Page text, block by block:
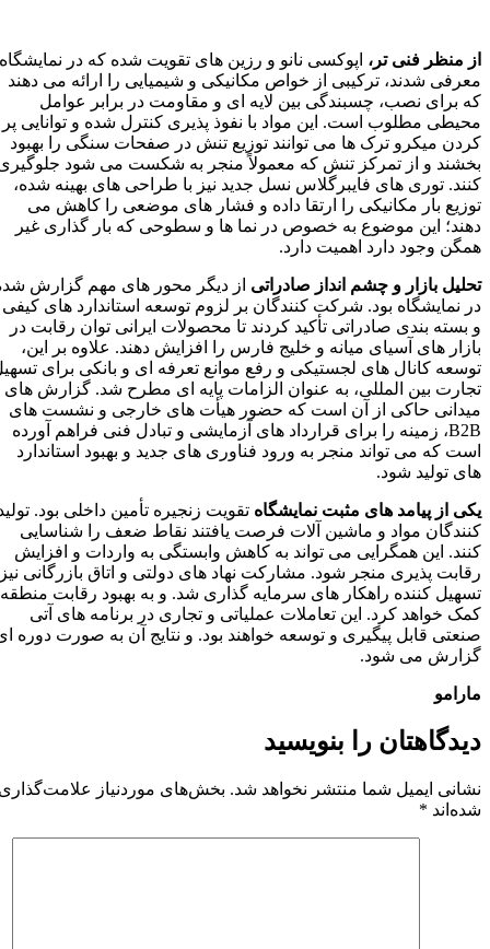
از منظر فنی‌ تر،اپوکسی نانو و رزین‌ های تقویت‌ شده که در نمایشگاه
معرفی شدند، ترکیبی از خواص مکانیکی و شیمیایی را ارائه می‌ دهند
که برای نصب، چسبندگی بین لایه‌ ای و مقاومت در برابر عوامل
محیطی مطلوب است. این مواد با نفوذ پذیری کنترل‌ شده و توانایی پر
کردن میکرو ترک‌ ها می‌ توانند توزیع تنش در صفحات سنگی را بهبود
بخشند و از تمرکز تنش که معمولاً منجر به شکست می‌ شود جلوگیری
کنند. توری‌ های فایبرگلاس نسل جدید نیز با طراحی‌ های بهینه‌ شده،
توزیع بار مکانیکی را ارتقا داده و فشار های موضعی را کاهش می‌
دهند؛ این موضوع به‌ خصوص در نما ها و سطوحی که بار گذاری غیر
همگن وجود دارد اهمیت دارد.
تحلیل بازار و چشم‌ انداز صادراتی از دیگر محور های مهم گزارش‌ شده
در نمایشگاه بود. شرکت‌ کنندگان بر لزوم توسعه استاندارد های کیفی
و بسته‌ بندی صادراتی تأکید کردند تا محصولات ایرانی توان رقابت در
بازار های آسیای میانه و خلیج‌ فارس را افزایش دهند. علاوه بر این،
توسعه کانال‌ های لجستیکی و رفع موانع تعرفه‌ ای و بانکی برای تسهیل
تجارت بین‌ المللی، به‌ عنوان الزامات پایه‌ ای مطرح شد. گزارش‌ های
میدانی حاکی از آن است که حضور هیأت‌ های خارجی و نشست‌ های
B2B، زمینه را برای قرارداد های آزمایشی و تبادل فنی فراهم آورده
است که می‌ تواند منجر به ورود فناوری‌ های جدید و بهبود استاندارد
های تولید شود.
یکی از پیامد های مثبت نمایشگاهتقویت زنجیره تأمین داخلی بود. تولید
کنندگان مواد و ماشین‌ آلات فرصت یافتند نقاط ضعف را شناسایی
کنند. این همگرایی می‌ تواند به کاهش وابستگی به واردات و افزایش
رقابت‌ پذیری منجر شود. مشارکت نهاد های دولتی و اتاق بازرگانی نیز
تسهیل‌ کننده راهکار های سرمایه‌ گذاری شد. و به بهبود رقابت منطقه
کمک خواهد کرد. این تعاملات عملیاتی و تجاری در برنامه‌ های آتی
صنعتی قابل پیگیری و توسعه خواهند بود. و نتایج آن به‌ صورت دوره‌ ای
گزارش می‌ شود.
مارامو
دیدگاهتان را بنویسید
نشانی ایمیل شما منتشر نخواهد شد. بخش‌های موردنیاز علامت‌گذاری
شده‌اند*